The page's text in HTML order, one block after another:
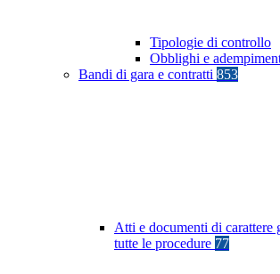
Tipologie di controllo
Obblighi e
Bandi di gara e contratti 853
Atti e documenti di carattere
tutte le procedure 77